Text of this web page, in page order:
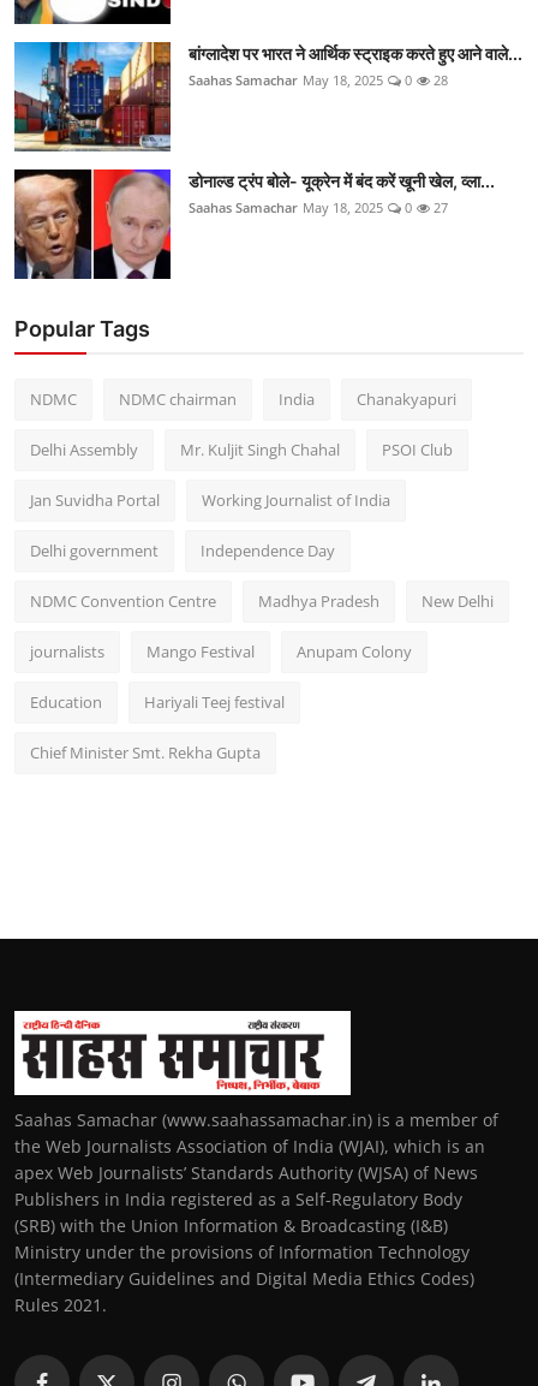
बांग्लादेश पर भारत ने आर्थिक स्ट्राइक करते हुए आने वाले...
Saahas Samachar May 18, 2025 0 28
डोनाल्ड ट्रंप बोले- यूक्रेन में बंद करें खूनी खेल, व्ला...
Saahas Samachar May 18, 2025 0 27
Popular Tags
NDMC NDMC chairman India Chanakyapuri
Delhi Assembly Mr. Kuljit Singh Chahal PSOI Club
Jan Suvidha Portal Working Journalist of India
Delhi government Independence Day
NDMC Convention Centre Madhya Pradesh New Delhi
journalists Mango Festival Anupam Colony
Education Hariyali Teej festival
Chief Minister Smt. Rekha Gupta
Saahas Samachar (www.saahassamachar.in) is a member of
the Web Journalists Association of India (WJAI), which is an
apex Web Journalists’ Standards Authority (WJSA) of News
Publishers in India registered as a Self-Regulatory Body
(SRB) with the Union Information & Broadcasting (I&B)
Ministry under the provisions of Information Technology
(Intermediary Guidelines and Digital Media Ethics Codes)
Rules 2021.